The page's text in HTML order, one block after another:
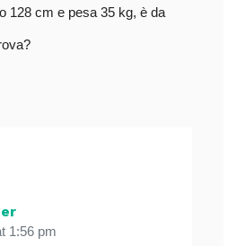
128 cm e pesa 35 kg, è da
1:56 pm